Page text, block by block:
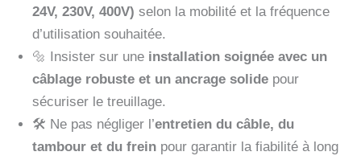
24V, 230V, 400V) selon la mobilité et la fréquence
d’utilisation souhaitée.
🔩 Insister sur une installation soignée avec un
câblage robuste et un ancrage solide pour
sécuriser le treuillage.
🛠️ Ne pas négliger l’entretien du câble, du
tambour et du frein pour garantir la fiabilité à long